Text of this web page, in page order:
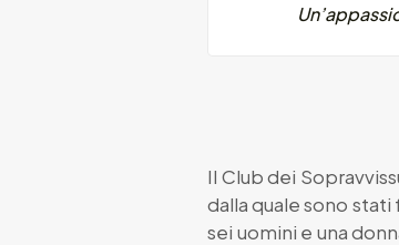
Il Club dei
dalla quale sono
sei uomini e una